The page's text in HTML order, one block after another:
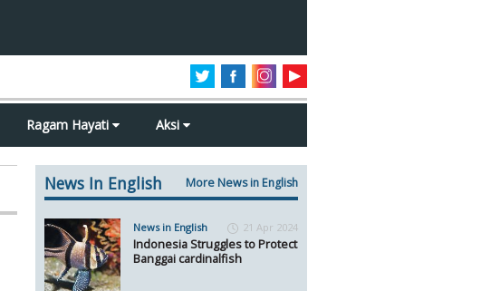
Ragam Hayati Aksi
News In English More News in English
News in English 21 Apr 2024
Indonesia Struggles to Protect
Banggai cardinalfish